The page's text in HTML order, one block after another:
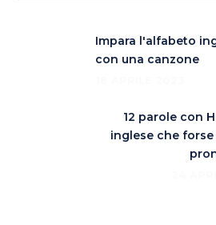
Impara l'alfabeto
con una canzone
12 parole con
inglese che forse